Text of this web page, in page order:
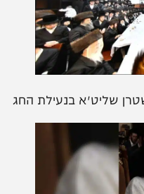
שליט״א בנעילת החג